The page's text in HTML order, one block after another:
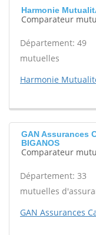
Harmonie
Comparateur
Département: 49
mutuelles
Harmonie
GAN Assurances
BIGANOS
Comparateur
Département: 33
mutuelles
GAN Assurances